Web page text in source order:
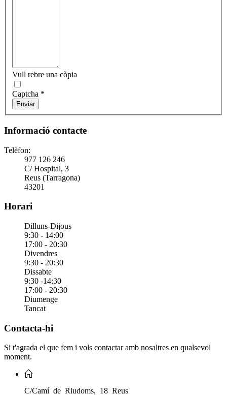
Vull rebre una còpia
Captcha *
Enviar
Informació contacte
Telèfon:
977 126 246
C/ Hospital, 3
Reus (Tarragona)
43201
Horari
Dilluns-Dijous
9:30 - 14:00
17:00 - 20:30
Divendres
9:30 - 20:30
Dissabte
9:30 -14:30
17:00 - 20:30
Diumenge
Tancat
Contacta-hi
Si t'agrada el que fem i vols contactar amb nosaltres en qualsevol
moment.
C/Camí de Riudoms, 18 Reus